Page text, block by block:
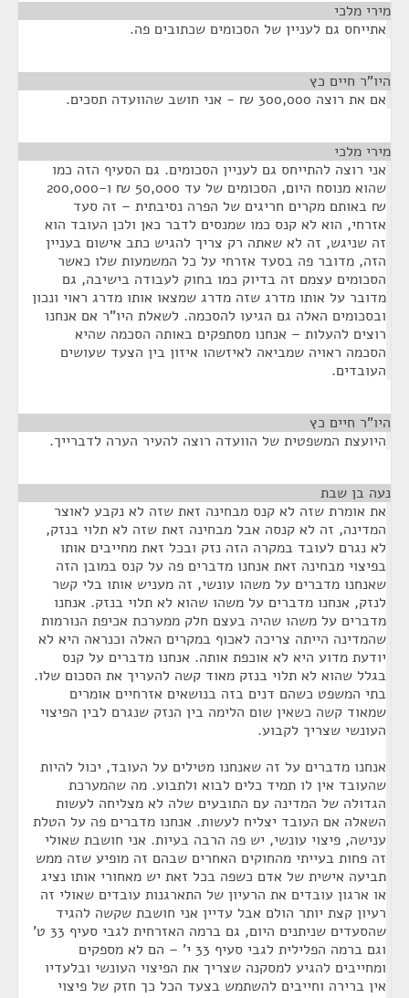
מירי מלכי
אתייחס גם לעניין של הסכומים שכתובים פה.
היו"ר חיים כץ
אם את רוצה 300,000 ₪ - אני חושב שהוועדה תסכים.
מירי מלכי
אני רוצה להתייחס גם לעניין הסכומים. גם הסעיף הזה כמו
שהוא מנוסח היום, הסכומים של עד 50,000 ₪ ו-200,000
₪ באותם מקרים חריגים של הפרה נסיבתית – זה סעד
אזרחי, הוא לא קנס כמו שמנסים לדבר כאן ולכן העובד הוא
זה שניגש, זה לא שאתה רק צריך להגיש כתב אישום בעניין
הזה, מדובר פה בסעד אזרחי על כל המשמעות שלו כאשר
הסכומים עצמם זה בדיוק כמו בחוק לעבודה בישיבה, גם
מדובר על אותו מדרג שזה מדרג שמצאו אותו מדרג ראוי ונכון
ובסכומים האלה גם הגיעו להסכמה. לשאלת היו"ר אם אנחנו
רוצים להעלות – אנחנו מסתפקים באותה הסכמה שהיא
הסכמה ראויה שמביאה לאיזשהו איזון בין הצעד שעושים
העובדים.
היו"ר חיים כץ
היועצת המשפטית של הוועדה רוצה להעיר הערה לדברייך.
נעה בן שבת
את אומרת שזה לא קנס מבחינה זאת שזה לא נקבע לאוצר
המדינה, זה לא קנסה אבל מבחינה זאת שזה לא תלוי בנזק,
לא נגרם לעובד במקרה הזה נזק ובכל זאת מחייבים אותו
בפיצוי מבחינה זאת אנחנו מדברים פה על קנס במובן הזה
שאנחנו מדברים על משהו עונשי, זה מעניש אותו בלי קשר
לנזק, אנחנו מדברים על משהו שהוא לא תלוי בנזק. אנחנו
מדברים על משהו שהיה בעצם חלק ממערכת אכיפת הנורמות
שהמדינה הייתה צריכה לאכוף במקרים האלה וכנראה היא לא
יודעת מדוע היא לא אוכפת אותה. אנחנו מדברים על קנס
בגלל שהוא לא תלוי בנזק מאוד קשה להעריך את הסכום שלו.
בתי המשפט כשהם דנים בזה בנושאים אזרחיים אומרים
שמאוד קשה כשאין שום הלימה בין הנזק שנגרם לבין הפיצוי
העונשי שצריך לקבוע.
אנחנו מדברים על זה שאנחנו מטילים על העובד, יכול להיות
שהעובד אין לו תמיד כלים לבוא ולתבוע. מה שהמערכת
הגדולה של המדינה עם התובעים שלה לא מצליחה לעשות
השאלה אם העובד יצליח לעשות. אנחנו מדברים פה על הטלת
ענישה, פיצוי עונשי, יש פה הרבה בעיות. אני חושבת שאולי
זה פחות בעייתי מהחוקים האחרים שבהם זה מופיע שזה ממש
תביעה אישית של אדם כשפה בכל זאת יש מאחורי אותו נציג
או ארגון עובדים את הרעיון של התארגנות עובדים שאולי זה
רעיון קצת יותר הולם אבל עדיין אני חושבת שקשה להגיד
שהסעדים שניתנים היום, גם ברמה האזרחית לגבי סעיף 33 ט'
וגם ברמה הפלילית לגבי סעיף 33 י' – הם לא מספקים
ומחייבים להגיע למסקנה שצריך את הפיצוי העונשי ובלעדיו
אין ברירה וחייבים להשתמש בצעד הכל כך חזק של פיצוי